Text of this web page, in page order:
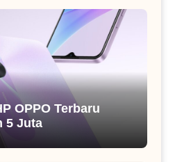
OPPO Terbaru
5 Juta